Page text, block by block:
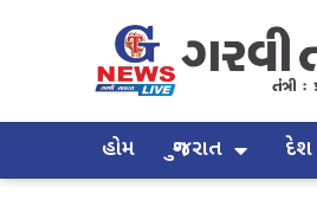
હોમ ગુજરાત દેશ